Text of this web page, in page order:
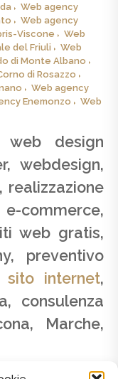
Web agency
Web agency
Viscone
Web
del Friuli
Web
di Monte Albano
di Rosazzo
Web agency
Enemonzo
Web
web design
webdesign,
realizzazione
commerce,
web gratis,
preventivo
sito internet,
consulenza
Marche,